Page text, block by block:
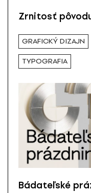
Zrnitosť
GRAFICKÝ DIZAJN
TYPOGRAFIA
Bádateľské